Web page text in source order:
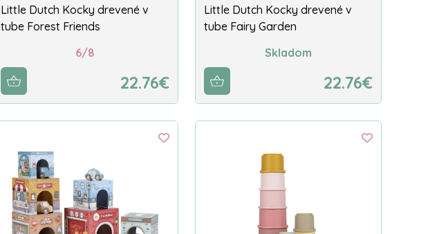
Little Dutch Kocky drevené v
tube Forest Friends
6/8
22.76€
Little Dutch Kocky drevené v
tube Fairy Garden
Skladom
22.76€